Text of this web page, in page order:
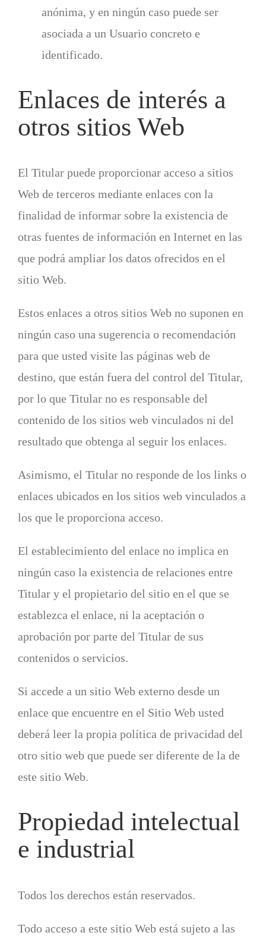
anónima, y en ningún caso puede ser
asociada a un Usuario concreto e
identificado.
Enlaces de interés a
otros sitios Web
El Titular puede proporcionar acceso a sitios
Web de terceros mediante enlaces con la
finalidad de informar sobre la existencia de
otras fuentes de información en Internet en las
que podrá ampliar los datos ofrecidos en el
sitio Web.
Estos enlaces a otros sitios Web no suponen en
ningún caso una sugerencia o recomendación
para que usted visite las páginas web de
destino, que están fuera del control del Titular,
por lo que Titular no es responsable del
contenido de los sitios web vinculados ni del
resultado que obtenga al seguir los enlaces.
Asimismo, el Titular no responde de los links o
enlaces ubicados en los sitios web vinculados a
los que le proporciona acceso.
El establecimiento del enlace no implica en
ningún caso la existencia de relaciones entre
Titular y el propietario del sitio en el que se
establezca el enlace, ni la aceptación o
aprobación por parte del Titular de sus
contenidos o servicios.
Si accede a un sitio Web externo desde un
enlace que encuentre en el Sitio Web usted
deberá leer la propia política de privacidad del
otro sitio web que puede ser diferente de la de
este sitio Web.
Propiedad intelectual
e industrial
Todos los derechos están reservados.
Todo acceso a este sitio Web está sujeto a las